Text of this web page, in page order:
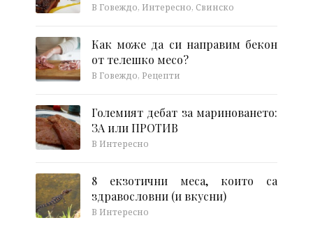
В Говеждо, Интересно, Свинско
Как може да си направим бекон
от телешко месо?
В Говеждо, Рецепти
Големият дебат за мариноването:
ЗА или ПРОТИВ
В Интересно
8 екзотични меса, които са
здравословни (и вкусни)
В Интересно